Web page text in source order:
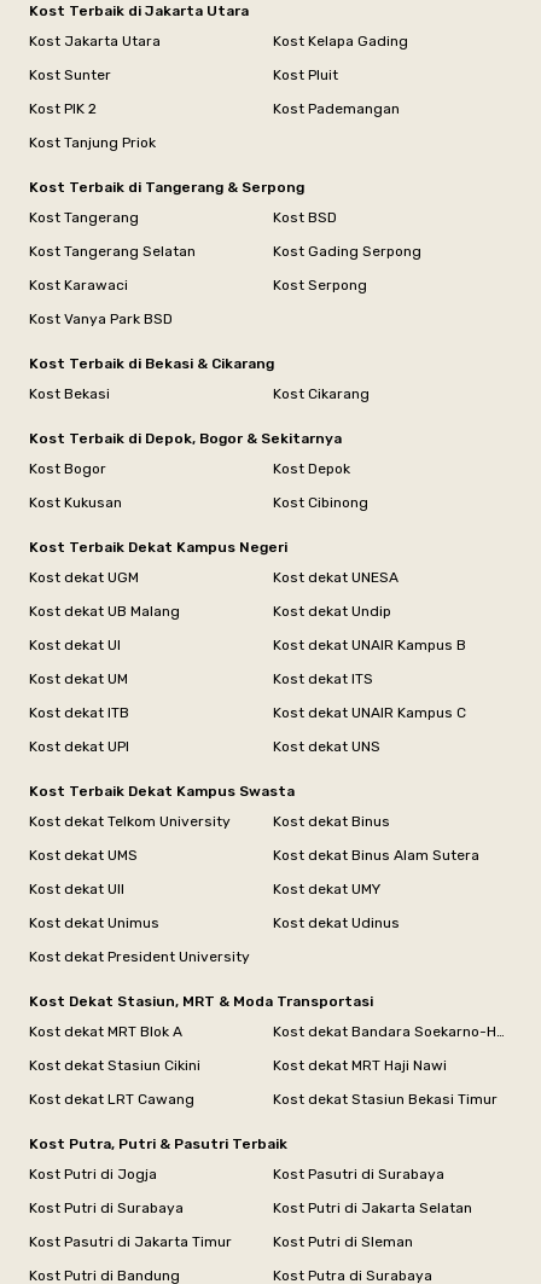
Kost Terbaik di Jakarta Utara
Kost Jakarta Utara
Kost Kelapa Gading
Kost Sunter
Kost Pluit
Kost PIK 2
Kost Pademangan
Kost Tanjung Priok
Kost Terbaik di Tangerang & Serpong
Kost Tangerang
Kost BSD
Kost Tangerang Selatan
Kost Gading Serpong
Kost Karawaci
Kost Serpong
Kost Vanya Park BSD
Kost Terbaik di Bekasi & Cikarang
Kost Bekasi
Kost Cikarang
Kost Terbaik di Depok, Bogor & Sekitarnya
Kost Bogor
Kost Depok
Kost Kukusan
Kost Cibinong
Kost Terbaik Dekat Kampus Negeri
Kost dekat UGM
Kost dekat UNESA
Kost dekat UB Malang
Kost dekat Undip
Kost dekat UI
Kost dekat UNAIR Kampus B
Kost dekat UM
Kost dekat ITS
Kost dekat ITB
Kost dekat UNAIR Kampus C
Kost dekat UPI
Kost dekat UNS
Kost Terbaik Dekat Kampus Swasta
Kost dekat Telkom University
Kost dekat Binus
Kost dekat UMS
Kost dekat Binus Alam Sutera
Kost dekat UII
Kost dekat UMY
Kost dekat Unimus
Kost dekat Udinus
Kost dekat President University
Kost Dekat Stasiun, MRT & Moda Transportasi
Kost dekat MRT Blok A
Kost dekat Bandara Soekarno-Hatta
Kost dekat Stasiun Cikini
Kost dekat MRT Haji Nawi
Kost dekat LRT Cawang
Kost dekat Stasiun Bekasi Timur
Kost Putra, Putri & Pasutri Terbaik
Kost Putri di Jogja
Kost Pasutri di Surabaya
Kost Putri di Surabaya
Kost Putri di Jakarta Selatan
Kost Pasutri di Jakarta Timur
Kost Putri di Sleman
Kost Putri di Bandung
Kost Putra di Surabaya